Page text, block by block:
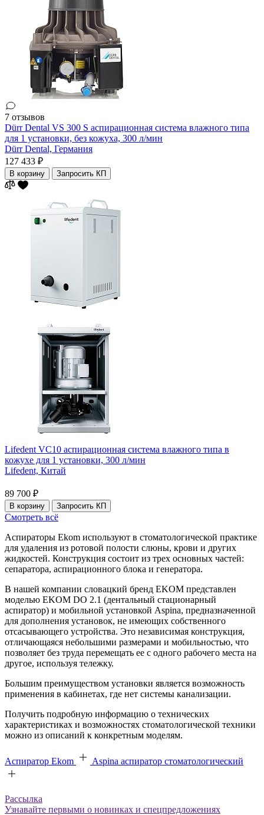
7 отзывов
Dürr Dental VS 300 S аспирационная система влажного типа
для 1 установки, без кожуха, 300 л/мин
Dürr Dental, Германия
127 433 ₽
В корзину Запросить КП
Lifedent VC10 аспирационная система влажного типа в
кожухе для 1 установки, 300 л/мин
Lifedent, Китай
89 700 ₽
В корзину Запросить КП
Смотреть всё
Аспираторы Ekom используют в стоматологической практике
для удаления из ротовой полости слюны, крови и других
жидкостей. Конструкция состоит из трех основных частей:
сепаратора, аспирационного блока и генератора.
В нашей компании словацкий бренд EKOM представлен
моделью EKOM DO 2.1 (дентальный стационарный
аспиратор) и мобильной установкой Aspina, предназначенной
для дополнения установок, не имеющих собственного
отсасывающего устройства. Это независимая конструкция,
отличающаяся небольшими размерами и мобильностью, что
позволяет без труда перемещать ее с одного рабочего места на
другое, используя тележку.
Большим преимуществом установки является возможность
применения в кабинетах, где нет системы канализации.
Получить подробную информацию о технических
характеристиках и возможностях стоматологической техники
можно из описаний к конкретным моделям.
Аспиратор Ekom Aspina аспиратор стоматологический
Рассылка
Узнавайте первыми о новинках и спецпредложениях